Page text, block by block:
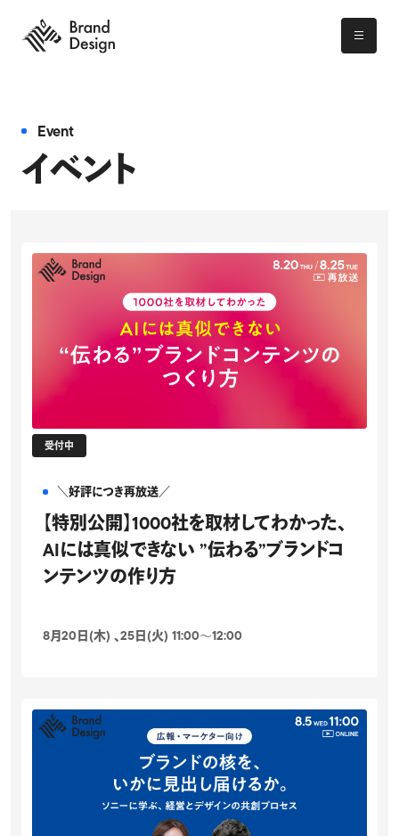
お問い合わせ
代理店の方へ
Event
イベント
受付中
＼好評につき再放送／
【特別公開】1000社を取材してわかった、
AIには真似できない ”伝わる”ブランドコ
ンテンツの作り方
8月20日(木) 、25日(火) 11:00〜12:00